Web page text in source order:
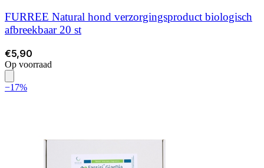
FURREE Natural hond verzorgingsproduct biologisch
afbreekbaar 20 st
€5,90
Op voorraad
−17%